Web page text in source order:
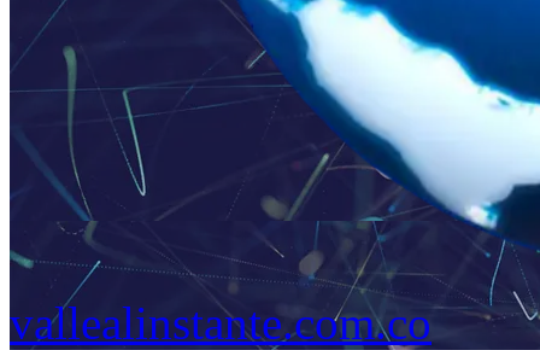
vallealinstante.com.co